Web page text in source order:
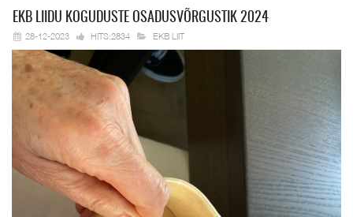
EKB LIIDU KOGUDUSTE OSADUSVÕRGUSTIK 2024
28-12-2023 HITS:2834 EKB LIIT